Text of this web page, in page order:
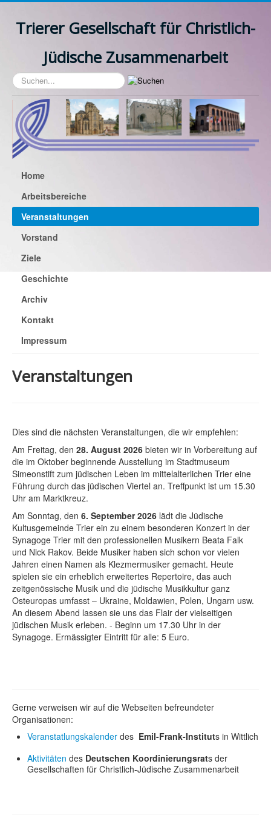
Trierer Gesellschaft für Christlich-
Jüdische Zusammenarbeit
Suchen...
Home
Arbeitsbereiche
Veranstaltungen
Vorstand
Ziele
Geschichte
Archiv
Kontakt
Impressum
Veranstaltungen
Dies sind die nächsten Veranstaltungen, die wir empfehlen:
Am Freitag, den 28. August 2026 bieten wir in Vorbereitung auf
die im Oktober beginnende Ausstellung im Stadtmuseum
Simeonstift zum jüdischen Leben im mittelalterlichen Trier eine
Führung durch das jüdischen Viertel an. Treffpunkt ist um 15.30
Uhr am Marktkreuz.
Am Sonntag, den 6. September 2026 lädt die Jüdische
Kultusgemeinde Trier ein zu einem besonderen Konzert in der
Synagoge Trier mit den professionellen Musikern Beata Falk
und Nick Rakov. Beide Musiker haben sich schon vor vielen
Jahren einen Namen als Klezmermusiker gemacht. Heute
spielen sie ein erheblich erweitertes Repertoire, das auch
zeitgenössische Musik und die jüdische Musikkultur ganz
Osteuropas umfasst – Ukraine, Moldawien, Polen, Ungarn usw.
An diesem Abend lassen sie uns das Flair der vielseitigen
jüdischen Musik erleben. - Beginn um 17.30 Uhr in der
Synagoge. Ermässigter Eintritt für alle: 5 Euro.
Gerne verweisen wir auf die Webseiten befreundeter
Organisationen:
Veranstatlungskalender des Emil-Frank-Instituts in Wittlich
Aktivitäten des Deutschen Koordinierungsrats der
Gesellschaften für Christlich-Jüdische Zusammenarbeit